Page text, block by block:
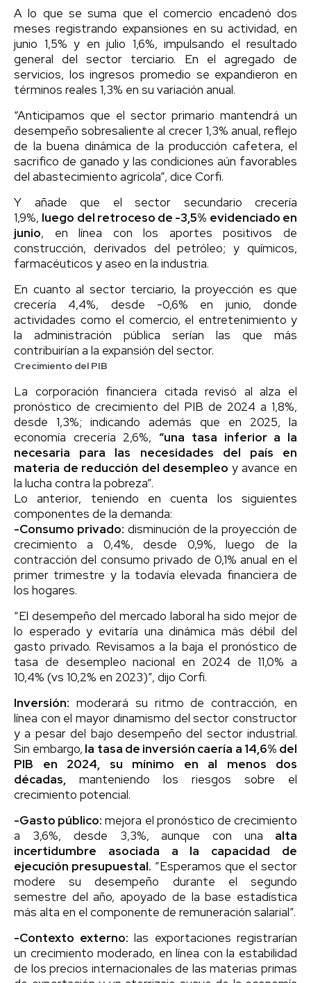
A lo que se suma que el comercio encadenó dos
meses registrando expansiones en su actividad, en
junio 1,5% y en julio 1,6%, impulsando el resultado
general del sector terciario. En el agregado de
servicios, los ingresos promedio se expandieron en
términos reales 1,3% en su variación anual.
“Anticipamos que el sector primario mantendrá un
desempeño sobresaliente al crecer 1,3% anual, reflejo
de la buena dinámica de la producción cafetera, el
sacrifico de ganado y las condiciones aún favorables
del abastecimiento agrícola”, dice Corfi.
Y añade que el sector secundario crecería
1,9%, luego del retroceso de -3,5% evidenciado en
junio, en línea con los aportes positivos de
construcción, derivados del petróleo; y químicos,
farmacéuticos y aseo en la industria.
En cuanto al sector terciario, la proyección es que
crecería 4,4%, desde -0,6% en junio, donde
actividades como el comercio, el entretenimiento y
la administración pública serían las que más
contribuirían a la expansión del sector.
Crecimiento del PIB
La corporación financiera citada revisó al alza el
pronóstico de crecimiento del PIB de 2024 a 1,8%,
desde 1,3%; indicando además que en 2025, la
economía crecería 2,6%,“una tasa inferior a la
necesaria para las necesidades del país en
materia de reducción del desempleo y avance en
la lucha contra la pobreza”.
Lo anterior, teniendo en cuenta los siguientes
componentes de la demanda:
-Consumo privado: disminución de la proyección de
crecimiento a 0,4%, desde 0,9%, luego de la
contracción del consumo privado de 0,1% anual en el
primer trimestre y la todavía elevada financiera de
los hogares.
“El desempeño del mercado laboral ha sido mejor de
lo esperado y evitaría una dinámica más débil del
gasto privado. Revisamos a la baja el pronóstico de
tasa de desempleo nacional en 2024 de 11,0% a
10,4% (vs 10,2% en 2023)”, dijo Corfi.
Inversión: moderará su ritmo de contracción, en
línea con el mayor dinamismo del sector constructor
y a pesar del bajo desempeño del sector industrial.
Sin embargo, la tasa de inversión caería a 14,6% del
PIB en 2024, su mínimo en al menos dos
décadas, manteniendo los riesgos sobre el
crecimiento potencial.
-Gasto público: mejora el pronóstico de crecimiento
a 3,6%, desde 3,3%, aunque con una alta
incertidumbre asociada a la capacidad de
ejecución presupuestal. ”Esperamos que el sector
modere su desempeño durante el segundo
semestre del año, apoyado de la base estadística
más alta en el componente de remuneración salarial”.
-Contexto externo: las exportaciones registrarían
un crecimiento moderado, en línea con la estabilidad
de los precios internacionales de las materias primas